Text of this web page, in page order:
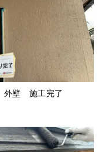
外壁 施工完了